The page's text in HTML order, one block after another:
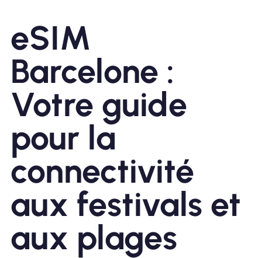
À propos de l'eSIM
Pourquoi Nomad eSIM
Utiliser une eSIM
Pour le business
eSIM
Barcelone :
Votre guide
pour la
connectivité
aux festivals et
aux plages